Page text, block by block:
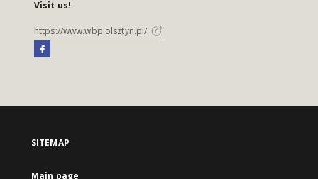
Visit us!
https://www.wbp.olsztyn.pl/
SITEMAP
Main page